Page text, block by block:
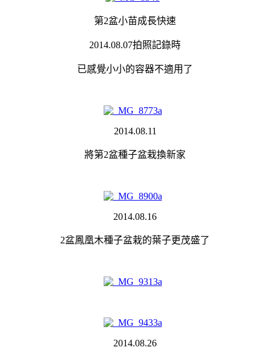
第2盆小苗成長快速
2014.08.07拍照記錄時
已感覺小小的容器不適用了
2014.08.11
將第2盆種子盆栽換新家
2014.08.16
2盆鳳凰木種子盆栽的葉子更茂盛了
2014.08.26